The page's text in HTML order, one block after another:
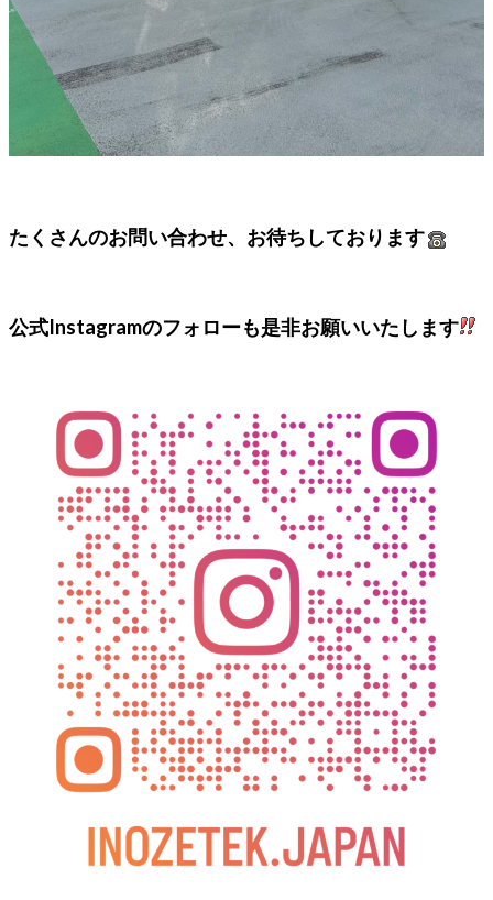
たくさんのお問い合わせ、お待ちしております
公式Instagramのフォローも是非お願いいたします